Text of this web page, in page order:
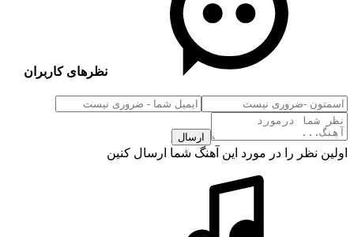
نظرهای کاربران
ارسال
اولین نظر را در مورد این آهنگ شما ارسال کنین